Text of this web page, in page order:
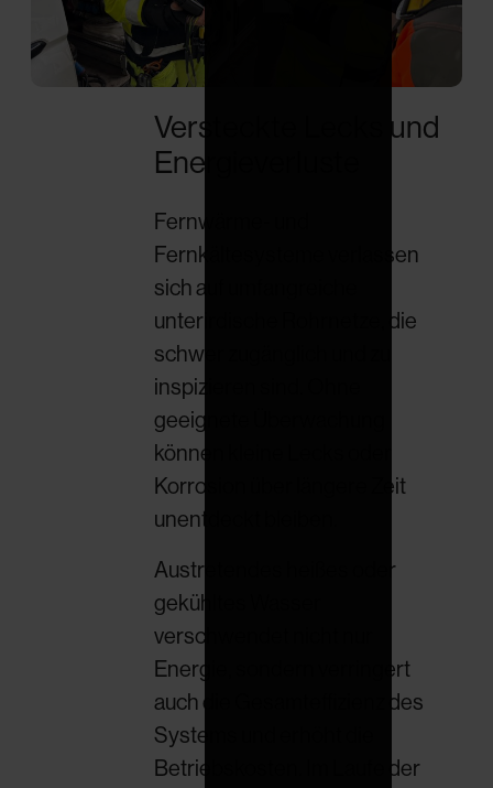
Versteckte Lecks und
Energieverluste
Fernwärme- und
Fernkältesysteme verlassen
sich auf umfangreiche
unterirdische Rohrnetze, die
schwer zugänglich und zu
inspizieren sind. Ohne
geeignete Überwachung
können kleine Lecks oder
Korrosion über längere Zeit
unentdeckt bleiben.
Austretendes heißes oder
gekühltes Wasser
verschwendet nicht nur
Energie, sondern verringert
auch die Gesamteffizienz des
Systems und erhöht die
Betriebskosten. Im Laufe der